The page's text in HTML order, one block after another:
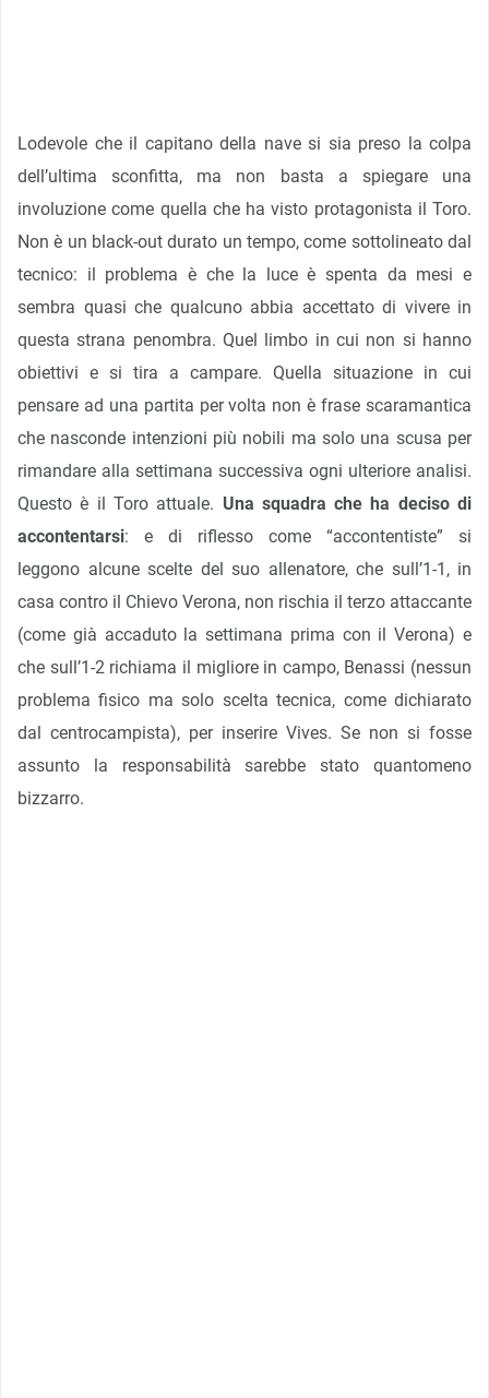
Lodevole che il capitano della nave si sia preso la colpa
dell’ultima sconfitta, ma non basta a spiegare una
involuzione come quella che ha visto protagonista il Toro.
Non è un black-out durato un tempo, come sottolineato dal
tecnico: il problema è che la luce è spenta da mesi e
sembra quasi che qualcuno abbia accettato di vivere in
questa strana penombra. Quel limbo in cui non si hanno
obiettivi e si tira a campare. Quella situazione in cui
pensare ad una partita per volta non è frase scaramantica
che nasconde intenzioni più nobili ma solo una scusa per
rimandare alla settimana successiva ogni ulteriore analisi.
Questo è il Toro attuale. Una squadra che ha deciso di
accontentarsi: e di riflesso come “accontentiste” si
leggono alcune scelte del suo allenatore, che sull’1-1, in
casa contro il Chievo Verona, non rischia il terzo attaccante
(come già accaduto la settimana prima con il Verona) e
che sull’1-2 richiama il migliore in campo, Benassi (nessun
problema fisico ma solo scelta tecnica, come dichiarato
dal centrocampista), per inserire Vives. Se non si fosse
assunto la responsabilità sarebbe stato quantomeno
bizzarro.